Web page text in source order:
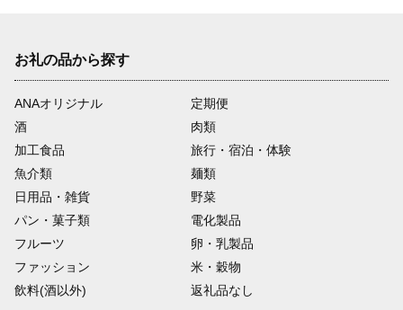
お礼の品から探す
ANAオリジナル
定期便
酒
肉類
加工食品
旅行・宿泊・体験
魚介類
麺類
日用品・雑貨
野菜
パン・菓子類
電化製品
フルーツ
卵・乳製品
ファッション
米・穀物
飲料(酒以外)
返礼品なし